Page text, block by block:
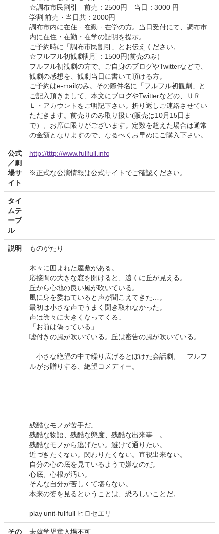
☆調布市民割引 前売：2500円 当日：3000 円
学割 前売・当日共：2000円
調布市内に在住・在勤・在学の方。当日受付にて、調布市
内に在住・在勤・在学の証明を提示。
ご予約時に「調布市民割引」とお伝えください。
☆フルフル初観劇割引：1500円(前売のみ）
フルフル初観劇の方で、ご自身のブログやTwitterなどで、
観劇の感想を、観劇当日に書いて頂ける方。
ご予約はe-mailのみ。その際件名に「フルフル初観劇」と
ご記入頂きまして、本文にブログやTwitterなどの、ＵＲ
Ｌ・アカウントをご明記下さい。折り返しご連絡させてい
ただきます。前売りのみ取り扱い(販売は10月15日ま
で）。お席に限りがございます。定数を超えた場合は通常
の金額となりますので、なるべくお早めにご購入下さい。
公式
／劇
場サ
イト
http://tttp://www.fullfull.info
※正式な公演情報は公式サイトでご確認ください。
タイ
ムテ
ーブ
ル
説明 ものがたり
木々に囲まれた屋敷がある。
応接間の大きな窓を開けると、遠くに丘が見える。
丘から心地の良い風が吹いている。
風に身を委ねていると声が聞こえてきた…。
最初は小さな声でうまく聞き取れなかった。
声は徐々に大きくなってくる。
「お前は偽っている」
嘘付きの風が吹いている。丘は密告の風が吹いている。
―小さな絶望の中で繰り広げるとぼけた会話劇。 フルフ
ルがお贈りする、絶望コメディー。
残酷なモノが苦手だ。
残酷な物語、残酷な態度、残酷な出来事…。
残酷なモノから逃げたい。避けて通りたい。
近づきたくない。関わりたくない。直視出来ない。
自分の心の底を見ているようで嫌なのだ。
心底、心根が汚い。
そんな自分が苦しくて堪らない。
本来の姿を見るということは、恐ろしいことだ。
play unit-fullfull ヒロセエリ
その
未就学児童入場不可